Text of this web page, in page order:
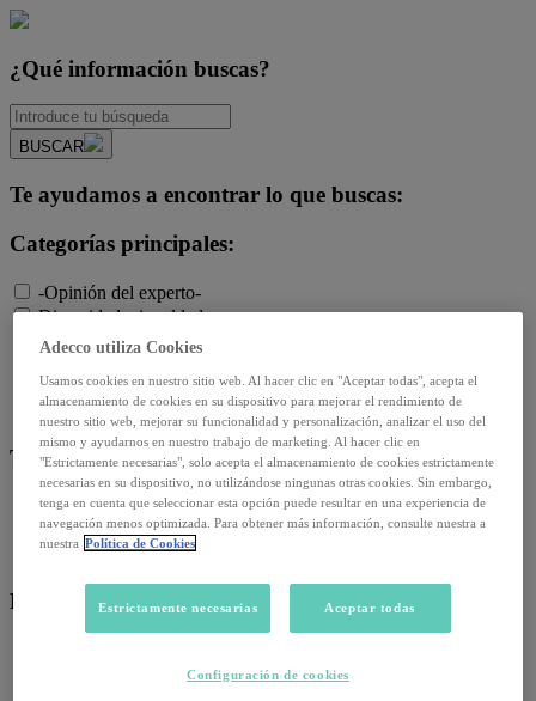
¿Qué información buscas?
BUSCAR
Te ayudamos a encontrar lo que buscas:
Categorías principales:
-Opinión del experto-
Diversidad e igualdad
Empleo y relaciones laborales
Salud y prevención
Talento y formación
Temas de actualidad:
Reformas laborales
Reskilling y upskilling
Salud emocional y post-pandemia
Recursos:
Adecco utiliza Cookies
Usamos cookies en nuestro sitio web. Al hacer clic en "Aceptar todas", acepta el
almacenamiento de cookies en su dispositivo para mejorar el rendimiento de
nuestro sitio web, mejorar su funcionalidad y personalización, analizar el uso del
mismo y ayudarnos en nuestro trabajo de marketing. Al hacer clic en
"Estrictamente necesarias", solo acepta el almacenamiento de cookies estrictamente
necesarias en su dispositivo, no utilizándose ningunas otras cookies. Sin embargo,
tenga en cuenta que seleccionar esta opción puede resultar en una experiencia de
navegación menos optimizada. Para obtener más información, consulte nuestra a
nuestra Política de Cookies
Estrictamente necesarias Aceptar todas
Configuración de cookies